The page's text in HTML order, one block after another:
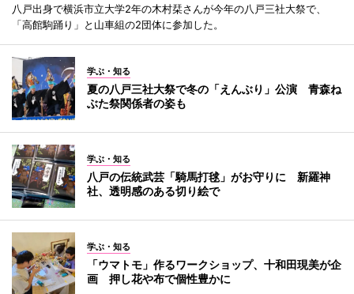
八戸出身で横浜市立大学2年の木村栞さんが今年の八戸三社大祭で、
「高館駒踊り」と山車組の2団体に参加した。
学ぶ・知る
夏の八戸三社大祭で冬の「えんぶり」公演 青森ね
ぶた祭関係者の姿も
学ぶ・知る
八戸の伝統武芸「騎馬打毬」がお守りに 新羅神
社、透明感のある切り絵で
学ぶ・知る
「ウマトモ」作るワークショップ、十和田現美が企
画 押し花や布で個性豊かに